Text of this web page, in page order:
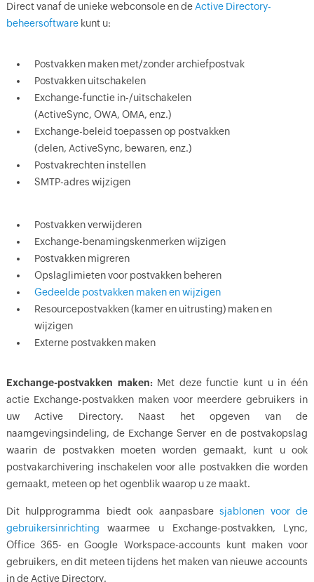
Direct vanaf de unieke webconsole en de Active Directory-
beheersoftwarekunt u:
Postvakken maken met/zonder archiefpostvak
Postvakken uitschakelen
Exchange-functie in-/uitschakelen
(ActiveSync, OWA, OMA, enz.)
Exchange-beleid toepassen op postvakken
(delen, ActiveSync, bewaren, enz.)
Postvakrechten instellen
SMTP-adres wijzigen
Postvakken verwijderen
Exchange-benamingskenmerken wijzigen
Postvakken migreren
Opslaglimieten voor postvakken beheren
Gedeelde postvakken maken en wijzigen
Resourcepostvakken (kamer en uitrusting) maken en
wijzigen
Externe postvakken maken
Exchange-postvakken maken:Met deze functie kunt u in één
actie Exchange-postvakken maken voor meerdere gebruikers in
uw Active Directory. Naast het opgeven van de
naamgevingsindeling, de Exchange Server en de postvakopslag
waarin de postvakken moeten worden gemaakt, kunt u ook
postvakarchivering inschakelen voor alle postvakken die worden
gemaakt, meteen op het ogenblik waarop u ze maakt.
Dit hulpprogramma biedt ook aanpasbaresjablonen voor de
gebruikersinrichting waarmee u Exchange-postvakken, Lync,
Office 365- en Google Workspace-accounts kunt maken voor
gebruikers, en dit meteen tijdens het maken van nieuwe accounts
in de Active Directory.